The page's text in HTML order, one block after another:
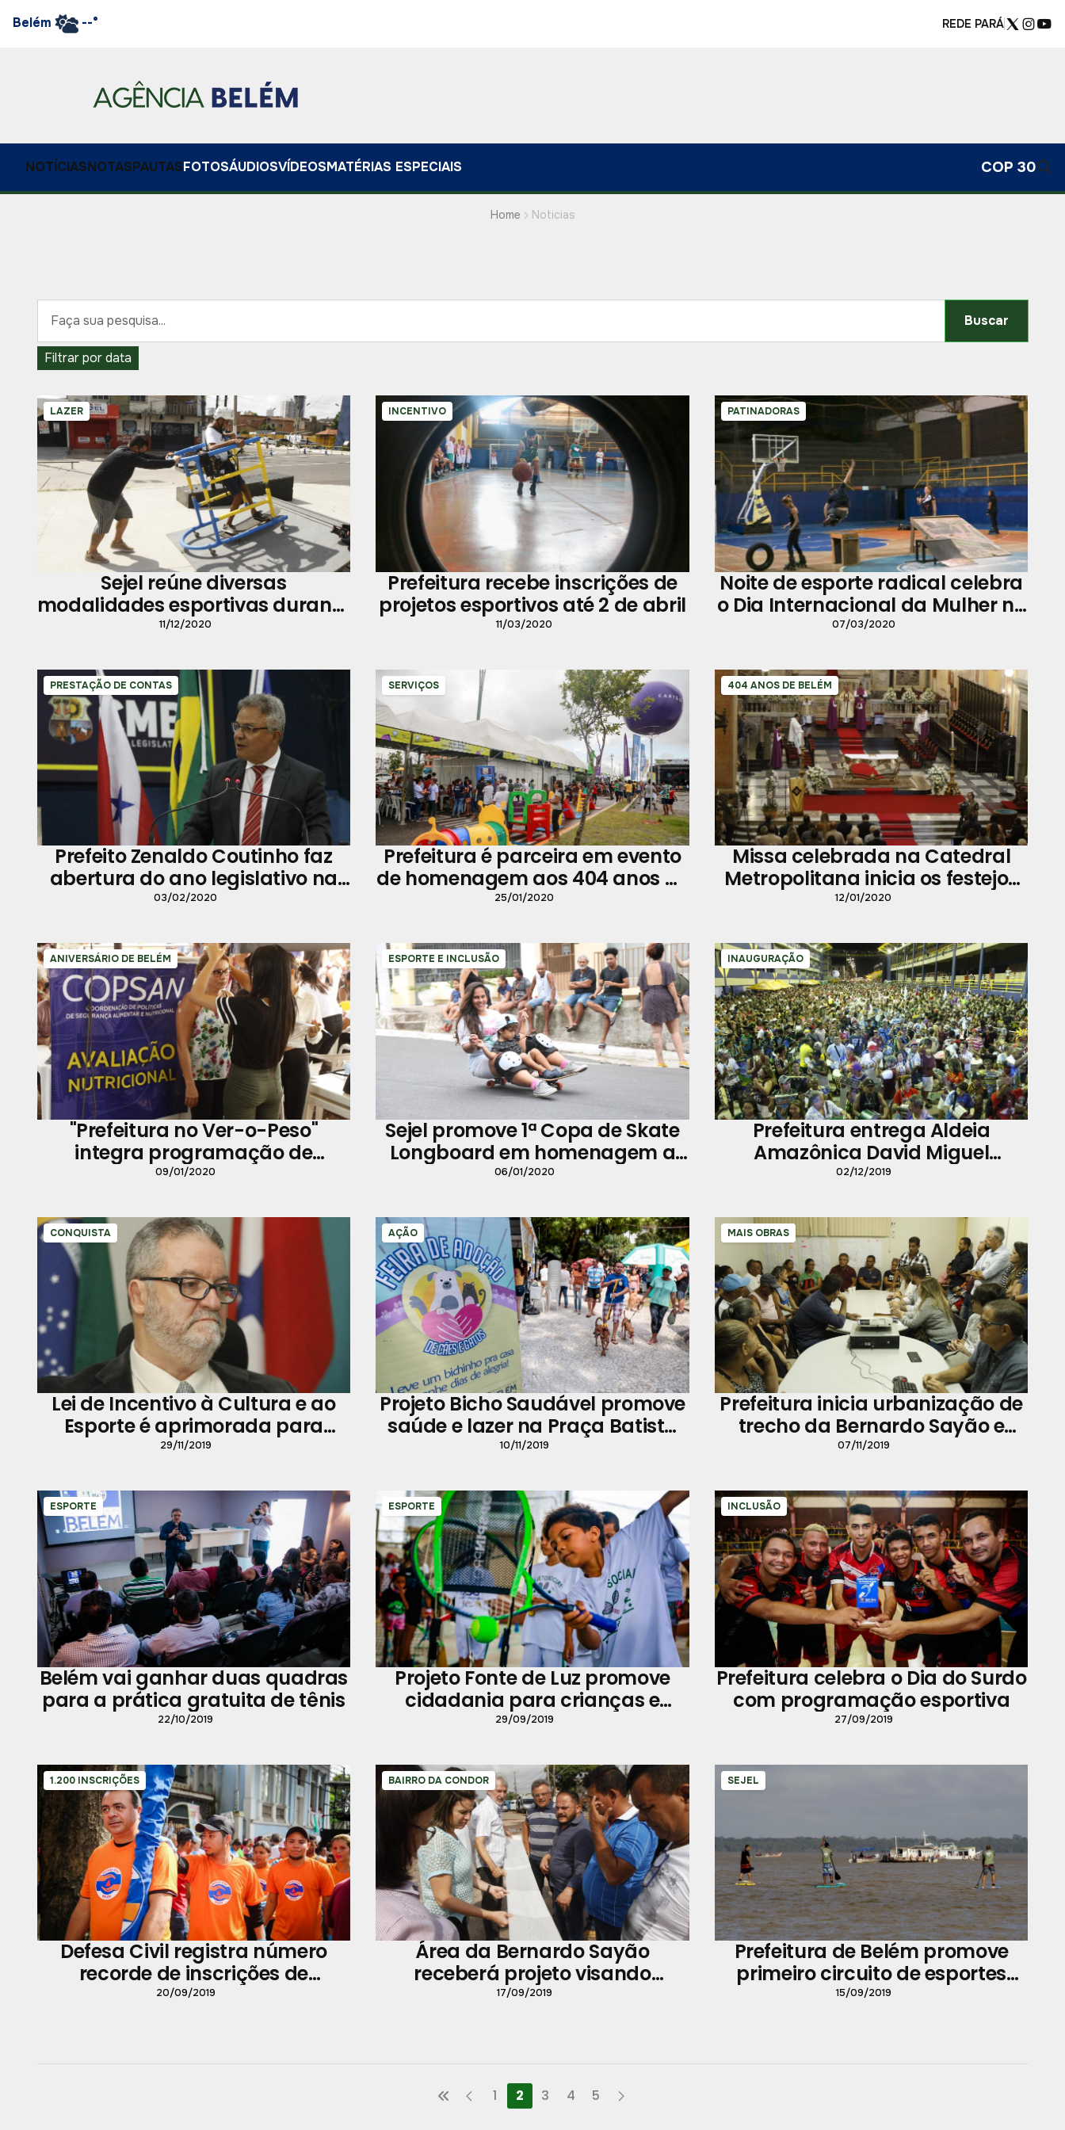
Belém --° REDE PARÁ
NOTÍCIASNOTASPAUTASFOTOSÁUDIOSVÍDEOSMATÉRIAS ESPECIAIS COP 30
Home Noticias
Buscar
Filtrar por data
LAZER
Sejel reúne diversas
modalidades esportivas durante
programação na Aldeia
11/12/2020
INCENTIVO
Prefeitura recebe inscrições de
projetos esportivos até 2 de abril
11/03/2020
PATINADORAS
Noite de esporte radical celebra
o Dia Internacional da Mulher no
Ginásio Altino Pimenta
07/03/2020
PRESTAÇÃO DE CONTAS
Prefeito Zenaldo Coutinho faz
abertura do ano legislativo na
Câmara Municipal de Belém
03/02/2020
SERVIÇOS
Prefeitura é parceira em evento
de homenagem aos 404 anos de
Belém
25/01/2020
404 ANOS DE BELÉM
Missa celebrada na Catedral
Metropolitana inicia os festejos
do aniversário de Belém
12/01/2020
ANIVERSÁRIO DE BELÉM
"Prefeitura no Ver-o-Peso"
integra programação de
homenagens à capital paraense
09/01/2020
ESPORTE E INCLUSÃO
Sejel promove 1ª Copa de Skate
Longboard em homenagem a
Belém
06/01/2020
INAUGURAÇÃO
Prefeitura entrega Aldeia
Amazônica David Miguel
revitalizada à população
02/12/2019
CONQUISTA
Lei de Incentivo à Cultura e ao
Esporte é aprimorada para
acesso mais democrático e
29/11/2019
AÇÃO
Projeto Bicho Saudável promove
saúde e lazer na Praça Batista
Campos
10/11/2019
MAIS OBRAS
Prefeitura inicia urbanização de
trecho da Bernardo Sayão e
segue obra no trapiche do Porto
07/11/2019
ESPORTE
Belém vai ganhar duas quadras
para a prática gratuita de tênis
22/10/2019
ESPORTE
Projeto Fonte de Luz promove
cidadania para crianças e
jovens
29/09/2019
INCLUSÃO
Prefeitura celebra o Dia do Surdo
com programação esportiva
27/09/2019
1.200 INSCRIÇÕES
Defesa Civil registra número
recorde de inscrições de
voluntários para o Círio de
20/09/2019
BAIRRO DA CONDOR
Área da Bernardo Sayão
receberá projeto visando
práticas esportivas e lazer
17/09/2019
SEJEL
Prefeitura de Belém promove
primeiro circuito de esportes
náuticos
15/09/2019
1 2 3 4 5